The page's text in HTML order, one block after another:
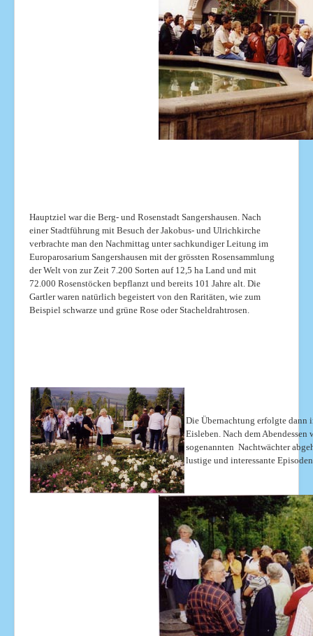
Hauptziel war die Berg- und Rosenstadt Sangershausen. Nach
einer Stadtführung mit Besuch der Jakobus- und Ulrichkirche
verbrachte man den Nachmittag unter sachkundiger Leitung im
Europarosarium Sangershausen mit der grössten Rosensammlung
der Welt von zur Zeit 7.200 Sorten auf 12,5 ha Land und mit
72.000 Rosenstöcken bepflanzt und bereits 101 Jahre alt. Die
Gartler waren natürlich begeistert von den Raritäten, wie zum
Beispiel schwarze und grüne Rose oder Stacheldrahtrosen.
Die Übernachtung erfolgte dann
Eisleben. Nach dem
sogenannten Nachtwächter
lustige und interessante